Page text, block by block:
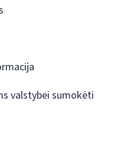
valstybei sumokėti